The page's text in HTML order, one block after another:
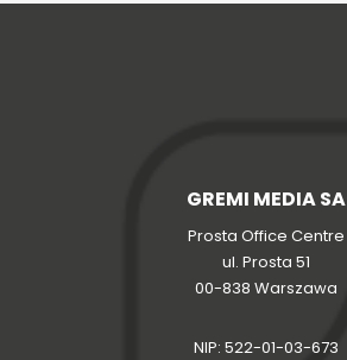
GREMI MEDIA SA
Prosta Office Centre
ul. Prosta 51
00-838 Warszawa
NIP: 522-01-03-673